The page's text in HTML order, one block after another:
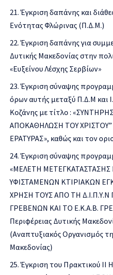
Έγκριση δαπάνης και
Ενότητας Φλώρινας (Π.Δ.Μ.)
Έγκριση δαπάνης για
Δυτικής Μακεδονίας στην
«Ευξείνου Λέσχης Σερβίων»
Έγκριση σύναψης
όρων αυτής μεταξύ Π.Δ.Μ και
Κοζάνης με τίτλο :
ΑΠΟΚΑΘΗΛΩΣΗ ΤΟΥ ΧΡΙΣΤΟΥ”
ΕΡΑΤΥΡΑΣ», καθώς και τον
Έγκριση σύναψης
«ΜΕΛΕΤΗ ΜΕΤΕΓΚΑΤΑΣΤΑΣΗΣ
ΥΦΙΣΤΑΜΕΝΩΝ ΚΤIΡΙΑΚΩΝ
ΧΡΗΣΗ ΤΟΥΣ ΑΠΟ ΤΗ
ΓΡΕΒΕΝΩΝ ΚΑΙ ΤΟ Ε.Κ.Α.Β.
Περιφέρειας Δυτικής
(Αναπτυξιακός Οργανισμός
Μακεδονίας)
Έγκριση του Πρακτικού ΙΙ